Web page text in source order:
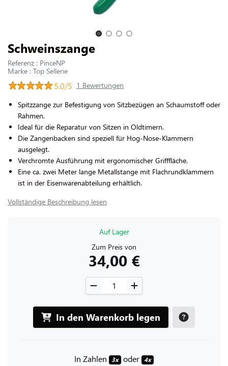
Slide 1 of 4
Schweinszange
Referenz : PinceNP
Marke : Top Sellerie
5.0/5 1 Bewertungen
Spitzzange zur Befestigung von Sitzbezügen an Schaumstoff oder
Rahmen.
Ideal für die Reparatur von Sitzen in Oldtimern.
Die Zangenbacken sind speziell für Hog-Nose-Klammern
ausgelegt.
Verchromte Ausführung mit ergonomischer Grifffläche.
Eine ca. zwei Meter lange Metallstange mit Flachrundklammern
ist in der Eisenwarenabteilung erhältlich.
Vollständige Beschreibung lesen
Auf Lager
Zum Preis von
34,00 €
In den Warenkorb legen
In Zahlen 3x oder 4x